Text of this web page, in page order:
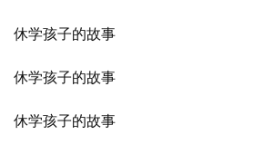
休学孩子的故事
休学孩子的故事
休学孩子的故事